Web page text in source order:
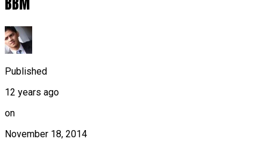
Published
12 years ago
on
November 18, 2014